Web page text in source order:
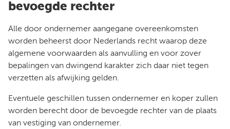
bevoegde rechter
Alle door ondernemer aangegane overeenkomsten
worden beheerst door Nederlands recht waarop deze
algemene voorwaarden als aanvulling en voor zover
bepalingen van dwingend karakter zich daar niet tegen
verzetten als afwijking gelden.
Eventuele geschillen tussen ondernemer en koper zullen
worden berecht door de bevoegde rechter van de plaats
van vestiging van ondernemer.